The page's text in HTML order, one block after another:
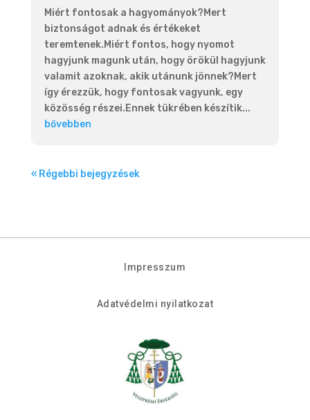
Miért fontosak a hagyományok?Mert
biztonságot adnak és értékeket
teremtenek.Miért fontos, hogy nyomot
hagyjunk magunk után, hogy örökül hagyjunk
valamit azoknak, akik utánunk jönnek?Mert
így érezzük, hogy fontosak vagyunk, egy
közösség részei.Ennek tükrében készítik...
bővebben
« Régebbi bejegyzések
Impresszum
Adatvédelmi nyilatkozat